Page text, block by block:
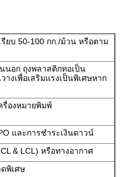
ยบ 50-100 กก./ม้วน หรือตาม
นอก ถุงพลาสติกทอเป็น
งเพื่อเสริมแรงเป็นพิเศษหาก
รื่องหมายพิมพ์
และการชำระเงินดาวน์
& LCL) หรือทางอากาศ
พิเศษ